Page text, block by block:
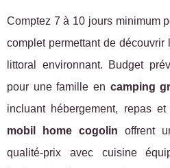
Comptez 7 à 10 jours minimum
complet permettant de
littoral environnant. Budget
pour une famille en camping
incluant hébergement, repas
mobil home cogolin offrent
qualité-prix avec cuisine